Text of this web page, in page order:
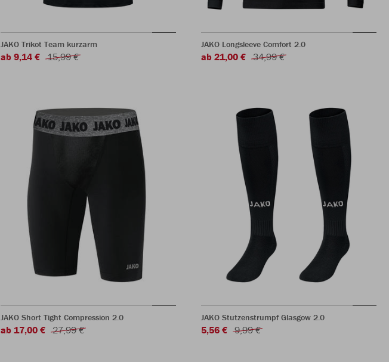
JAKO Trikot Team kurzarm
ab 9,14 € 15,99 €
JAKO Longsleeve Comfort 2.0
ab 21,00 € 34,99 €
JAKO Short Tight Compression 2.0
ab 17,00 € 27,99 €
JAKO Stutzenstrumpf Glasgow 2.0
5,56 € 9,99 €